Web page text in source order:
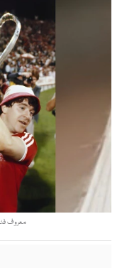
معروف فٹبالر 72 سال کی عمر میں